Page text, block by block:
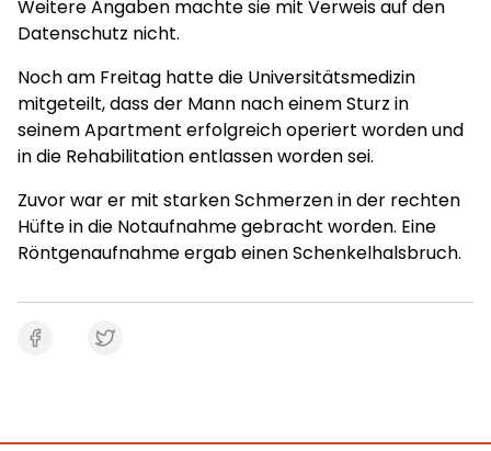
Weitere Angaben machte sie mit Verweis auf den
Datenschutz nicht.
Noch am Freitag hatte die Universitätsmedizin
mitgeteilt, dass der Mann nach einem Sturz in
seinem Apartment erfolgreich operiert worden und
in die Rehabilitation entlassen worden sei.
Zuvor war er mit starken Schmerzen in der rechten
Hüfte in die Notaufnahme gebracht worden. Eine
Röntgenaufnahme ergab einen Schenkelhalsbruch.